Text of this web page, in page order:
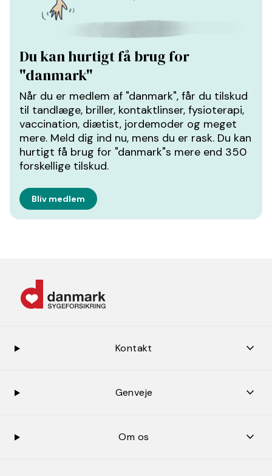
Du kan hurtigt få brug for
"danmark"
Når du er medlem af "danmark", får du tilskud
til tandlæge, briller, kontaktlinser, fysioterapi,
vaccination, diætist, jordemoder og meget
mere. Meld dig ind nu, mens du er rask. Du kan
hurtigt få brug for "danmark"s mere end 350
forskellige tilskud.
Bliv medlem
Kontakt
Genveje
Om os